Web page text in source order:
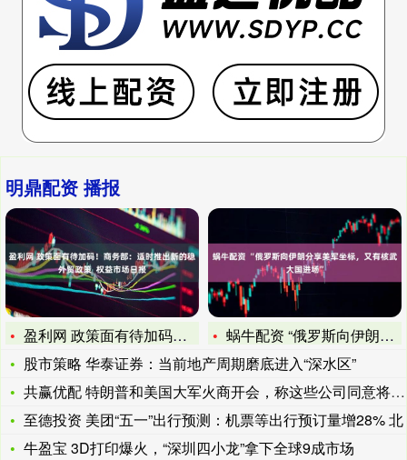
明鼎配资 播报
盈利网 政策面有待加码！商务部：适时推出新的稳外贸政策 权
蜗牛配资 “俄罗斯向伊朗分享美军坐标，又有核武大国进场”
股市策略 华泰证券：当前地产周期磨底进入“深水区”
共赢优配 特朗普和美国大军火商开会，称这些公司同意将“精良级
至德投资 美团“五一”出行预测：机票等出行预订量增28% 北
牛盈宝 3D打印爆火，“深圳四小龙”拿下全球9成市场